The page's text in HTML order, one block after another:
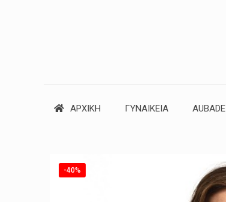
ΑΡΧΙΚΗ ΓΥΝΑΙΚΕΙΑ AUBADE
-40%